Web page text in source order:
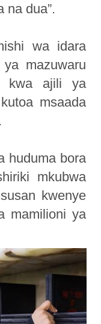
na dua”.
wa idara
mazuwaru
kwa ajili ya
msaada
huduma bora
mkubwa
kwenye
mamilioni ya